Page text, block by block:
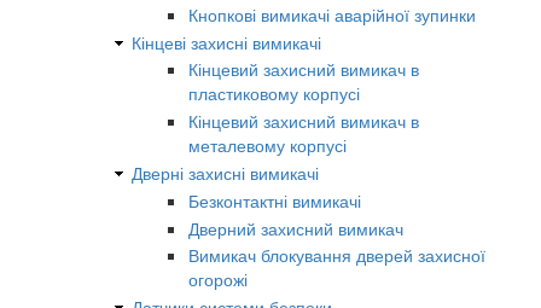
Кнопкові вимикачі аварійної зупинки
Кінцеві захисні вимикачі
Кінцевий захисний вимикач в
пластиковому корпусі
Кінцевий захисний вимикач в
металевому корпусі
Дверні захисні вимикачі
Безконтактні вимикачі
Дверний захисний вимикач
Вимикач блокування дверей захисної
огорожі